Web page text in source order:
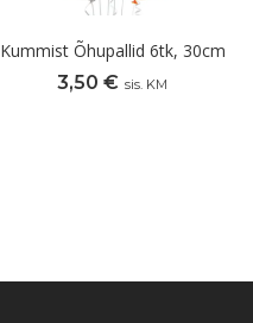
Kummist Õhupallid 6tk, 30cm
3,50 € sis. KM